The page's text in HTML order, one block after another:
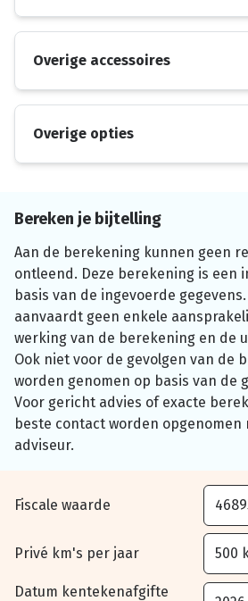
Overige accessoires
Overige opties
Bereken je bijtelling
Aan de berekening kunnen geen
ontleend. Deze berekening is een
basis van de ingevoerde gegevens.
aanvaardt geen enkele
werking van de berekening en de
Ook niet voor de gevolgen van de
worden genomen op basis van de
Voor gericht advies of exacte
beste contact worden opgenomen
adviseur.
Fiscale waarde
Privé km's per jaar
Datum kentekenafgifte